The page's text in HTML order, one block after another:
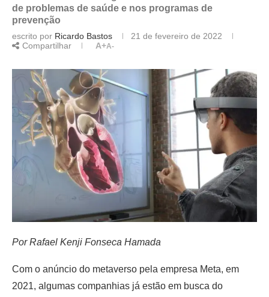
de problemas de saúde e nos programas de
prevenção
escrito por Ricardo Bastos
21 de fevereiro de 2022
Compartilhar
A+A-
Por Rafael Kenji Fonseca Hamada
Com o anúncio do metaverso pela empresa Meta, em
2021, algumas companhias já estão em busca do